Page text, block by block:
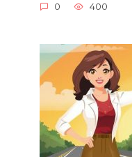
0 400